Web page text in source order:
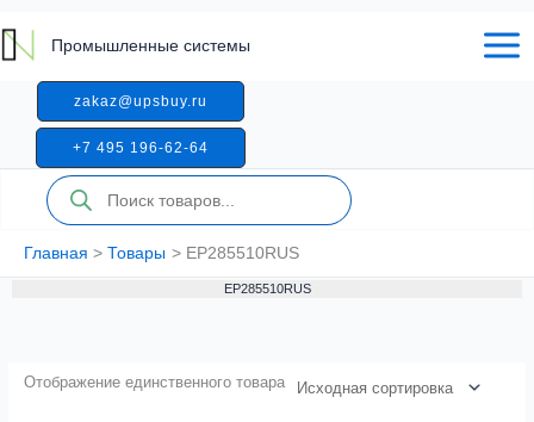
к
содержимому
Промышленные системы
zakaz@upsbuy.ru
+7 495 196-62-64
Поиск
товаров
Главная Товары EP285510RUS
EP285510RUS
Отображение единственного товара